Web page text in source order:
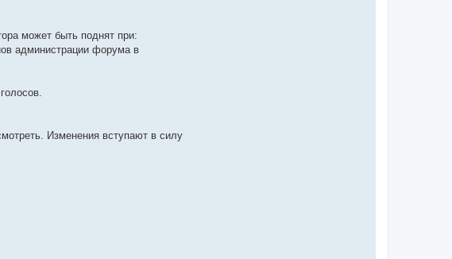
может быть поднят при:
администрации форума в
Изменения вступают в силу